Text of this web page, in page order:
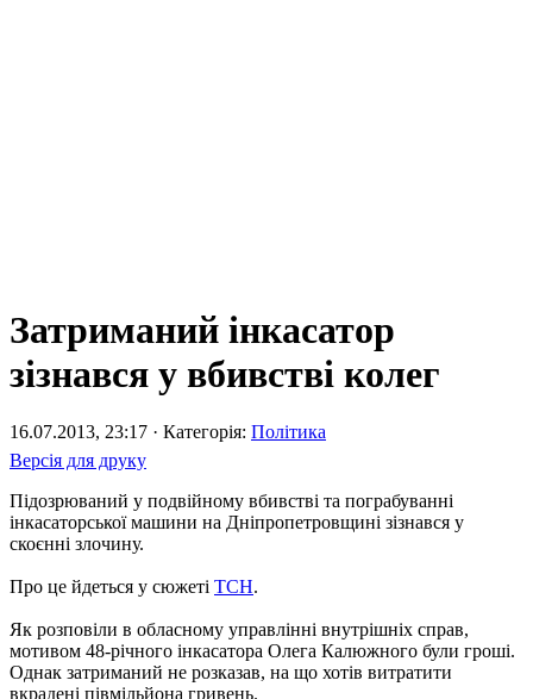
Затриманий інкасатор
зізнався у вбивстві колег
16.07.2013, 23:17 · Категорія: Політика
Версія для друку
Підозрюваний у подвійному вбивстві та пограбуванні
інкасаторської машини на Дніпропетровщині зізнався у
скоєнні злочину.
Про це йдеться у сюжеті ТСН.
Як розповіли в обласному управлінні внутрішніх справ,
мотивом 48-річного інкасатора Олега Калюжного були гроші.
Однак затриманий не розказав, на що хотів витратити
вкрадені півмільйона гривень.